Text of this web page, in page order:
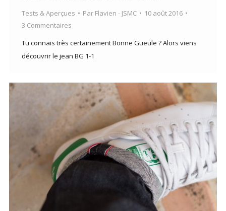
Tests & Aperçues Par Flavien - JSMC
10 août 2016
3 Commentaires
Tu connais très certainement Bonne Gueule ? Alors viens
découvrir le jean BG 1-1